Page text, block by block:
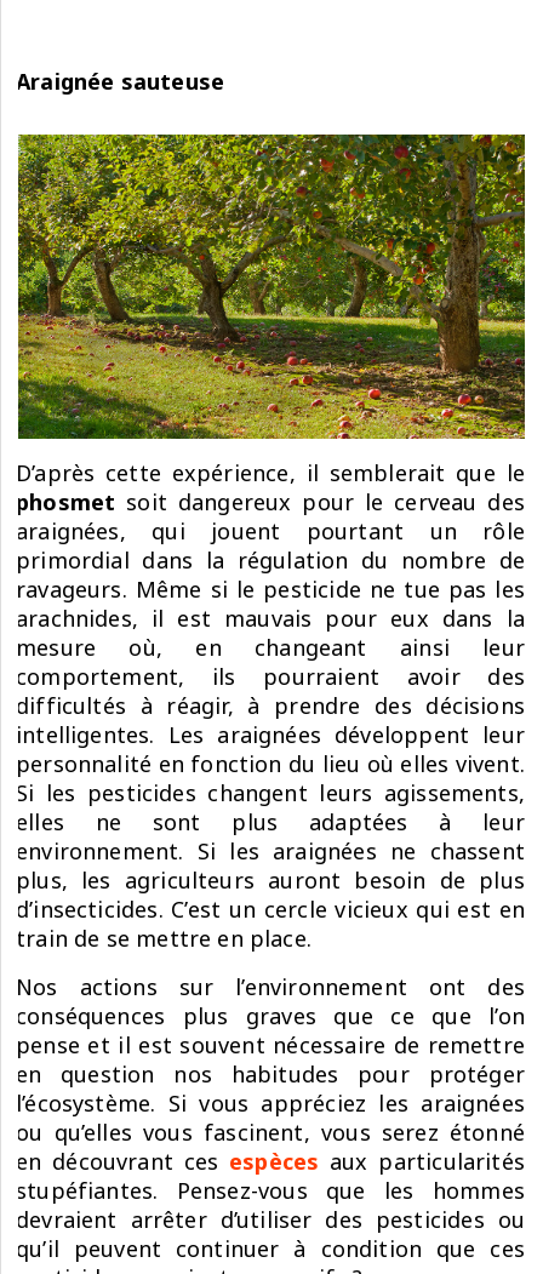
Araignée sauteuse
D’après cette expérience, il semblerait que le
phosmet soit dangereux pour le cerveau des
araignées, qui jouent pourtant un rôle
primordial dans la régulation du nombre de
ravageurs. Même si le pesticide ne tue pas les
arachnides, il est mauvais pour eux dans la
mesure où, en changeant ainsi leur
comportement, ils pourraient avoir des
difficultés à réagir, à prendre des décisions
intelligentes. Les araignées développent leur
personnalité en fonction du lieu où elles vivent.
Si les pesticides changent leurs agissements,
elles ne sont plus adaptées à leur
environnement. Si les araignées ne chassent
plus, les agriculteurs auront besoin de plus
d’insecticides. C’est un cercle vicieux qui est en
train de se mettre en place.
Nos actions sur l’environnement ont des
conséquences plus graves que ce que l’on
pense et il est souvent nécessaire de remettre
en question nos habitudes pour protéger
l’écosystème. Si vous appréciez les araignées
ou qu’elles vous fascinent, vous serez étonné
en découvrant ces espèces aux particularités
stupéfiantes. Pensez-vous que les hommes
devraient arrêter d’utiliser des pesticides ou
qu’il peuvent continuer à condition que ces